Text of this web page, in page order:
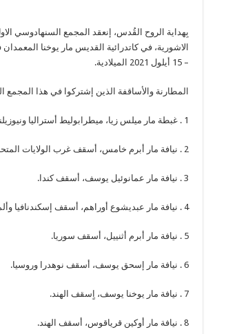
بِهداية الروح القُدس، إنعقد المجمع السنهادوسي
– 15 أيلول 2021 الميلادية.
المطارنة والأساقفة الذين إشتركوا في هذا
1 . غبطة مار ميلس زيا، ميطرابوليط أستراليا ونيوزيلندا ولبنان.
2 . نيافة مار أبرم خامس، أسقف غرب الولايات المتحدة الاميركية.
3 . نيافة مار عمانوئيل يوسف، أسقف كندا.
4 . نيافة مار عبديشوع أوراهم، أسقف إسكندنافيا وألمانيا.
5 . نيافة مار أبرم أثنييل، أسقف سوريا.
6 . نيافة مار إسحق يوسف، أسقف نوهدرا وروسيا.
7 . نيافة مار يوخنا يوسف، اٍسقف الهند.
8 . نيافة مار أوكين قرياقوس، أسقف الهند.